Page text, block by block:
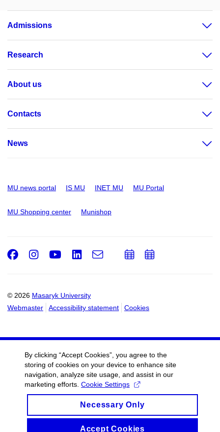
Admissions
Research
About us
Contacts
News
MU news portal IS MU INET MU MU Portal
MU Shopping center Munishop
© 2026 Masaryk University
Webmaster
Accessibility statement Cookies
Facebook
Instagram
Youtube
LinkedIn
e-
AddAdd
By clicking “Accept Cookies”, you agree to the
storing of cookies on your device to enhance site
navigation, analyze site usage, and assist in our
marketing efforts. Cookie Settings
Necessary Only
Accept Cookies